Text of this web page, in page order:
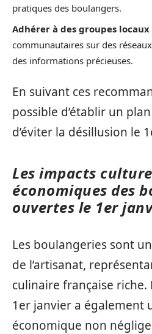
pratiques des boulangers.
Adhérer à des groupes locaux
communautaires sur des
des informations précieuses.
En suivant ces
possible d’établir un
d’éviter la désillusion le
Les impacts
économiques des
ouvertes le 1er
Les boulangeries sont
de l’artisanat,
culinaire française
1er janvier a également
économique non